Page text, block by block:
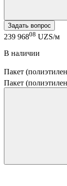
Задать вопрос
239 96808 UZS/м
В наличии
Пакет
Пакет